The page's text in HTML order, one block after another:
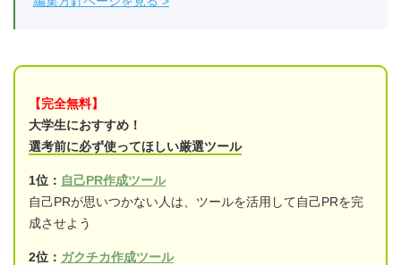
【完全無料】
大学生におすすめ！
選考前に必ず使ってほしい厳選ツール
1位： 自己PR作成ツール
自己PRが思いつかない人は、ツールを活用して自己PRを完
成させよう
2位： ガクチカ作成ツール